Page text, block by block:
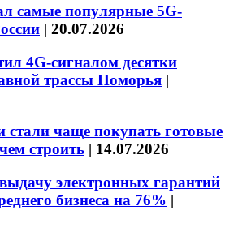
самые популярные 5G-
| 20.07.2026
4G-сигналом десятки
трассы Поморья |
чаще покупать готовые
строить | 14.07.2026
электронных гарантий
бизнеса на 76% |